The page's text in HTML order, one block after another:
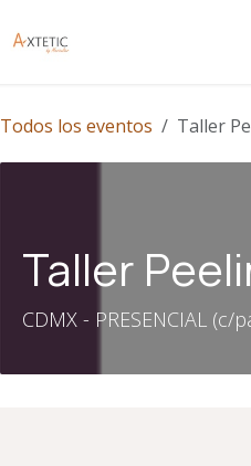
Todos los eventos Taller
Taller
CDMX - PRESENCIAL (c/